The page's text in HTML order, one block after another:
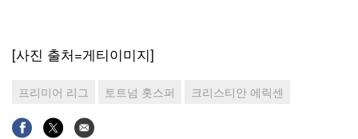
[사진 출처=게티이미지]
프리미어 리그 토트넘 홋스퍼 크리스티안 에릭센